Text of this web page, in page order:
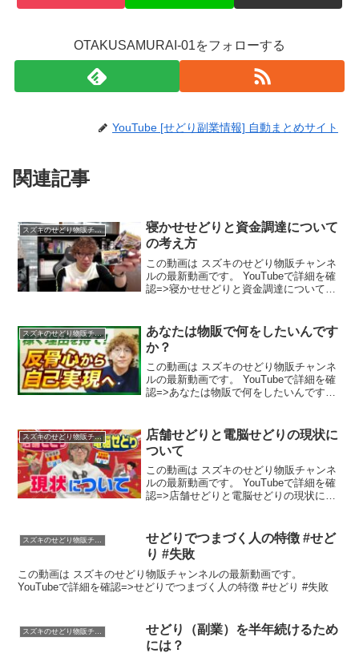
OTAKUSAMURAI-01をフォローする
YouTube [せどり副業情報] 自動まとめサイト
関連記事
スズキのせどり物販チャンネル
寝かせせどりと資金調達について
の考え方
この動画は スズキのせどり物販チャンネ
ルの最新動画です。 YouTubeで詳細を確
認=>寝かせせどりと資金調達についての
スズキのせどり物販チャンネル
あなたは物販で何をしたいんです
か？
この動画は スズキのせどり物販チャンネ
ルの最新動画です。 YouTubeで詳細を確
認=>あなたは物販で何をしたいんです
スズキのせどり物販チャンネル
店舗せどりと電脳せどりの現状に
ついて
この動画は スズキのせどり物販チャンネ
ルの最新動画です。 YouTubeで詳細を確
認=>店舗せどりと電脳せどりの現状につ
スズキのせどり物販チャンネル
せどりでつまづく人の特徴 #せど
り #失敗
この動画は スズキのせどり物販チャンネルの最新動画です。
YouTubeで詳細を確認=>せどりでつまづく人の特徴 #せどり #失敗
せどり（副業）を半年続けるため
には？